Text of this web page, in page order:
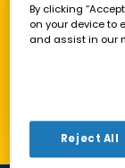
Vind een
Toon
By clicking
on your device to
and assist in our
Reject All